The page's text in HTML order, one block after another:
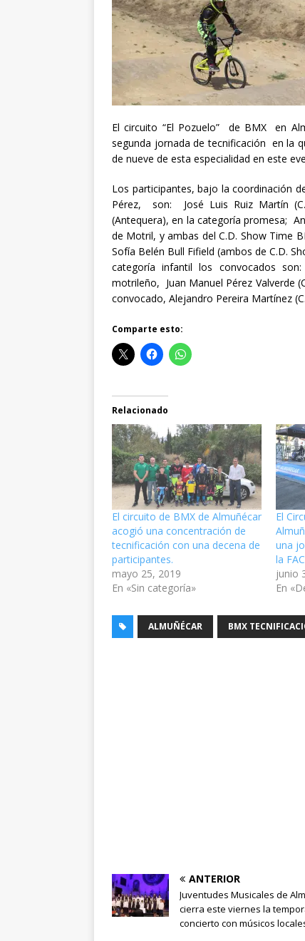
El circuito “El Pozuelo” de BMX en
segunda jornada de tecnificación en la
de nueve de esta especialidad en este
Los participantes, bajo la coordinación
Pérez, son: José Luis Ruiz Martín
(Antequera), en la categoría promesa;
de Motril, y ambas del C.D. Show Time
Sofía Belén Bull Fifield (ambos de C.D.
categoría infantil los convocados
motrileño, Juan Manuel Pérez Valverde
convocado, Alejandro Pereira Martínez
Comparte esto:
Relacionado
El circuito de BMX de Almuñécar
acogió una concentración de
tecnificación con una decena de
participantes.
mayo 25, 2019
En «Sin categoría»
El
una
la FAC
junio
En
ALMUÑÉCAR BMX
ANTERIOR
Juventudes Musicales de
cierra este viernes la
concierto con músicos